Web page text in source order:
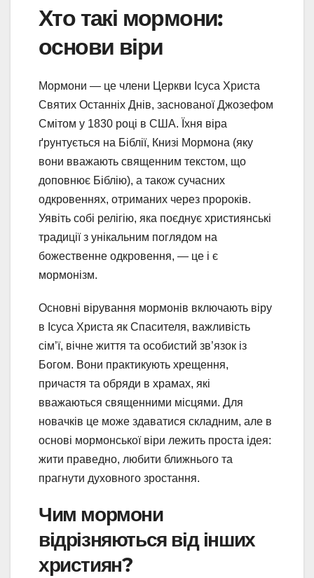
Хто такі мормони:
основи віри
Мормони — це члени Церкви Ісуса Христа
Святих Останніх Днів, заснованої Джозефом
Смітом у 1830 році в США. Їхня віра
ґрунтується на Біблії, Книзі Мормона (яку
вони вважають священним текстом, що
доповнює Біблію), а також сучасних
одкровеннях, отриманих через пророків.
Уявіть собі релігію, яка поєднує християнські
традиції з унікальним поглядом на
божественне одкровення, — це і є
мормонізм.
Основні вірування мормонів включають віру
в Ісуса Христа як Спасителя, важливість
сім’ї, вічне життя та особистий зв’язок із
Богом. Вони практикують хрещення,
причастя та обряди в храмах, які
вважаються священними місцями. Для
новачків це може здаватися складним, але в
основі мормонської віри лежить проста ідея:
жити праведно, любити ближнього та
прагнути духовного зростання.
Чим мормони
відрізняються від інших
християн?